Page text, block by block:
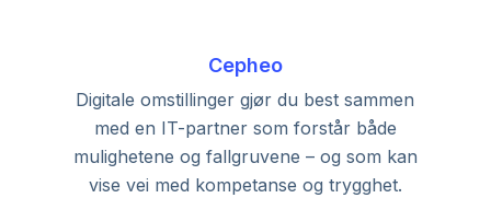
Cepheo
Digitale omstillinger gjør du best sammen
med en IT-partner som forstår både
mulighetene og fallgruvene – og som kan
vise vei med kompetanse og trygghet.